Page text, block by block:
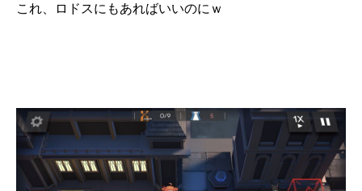
これ、ロドスにもあればいいのにｗ